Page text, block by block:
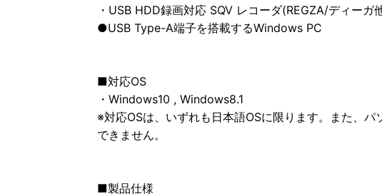
・USB HDD録画対応 SQV レコーダ(REGZA/ディーガ
●USB Type-A端子を搭載するWindows PC
■対応OS
・Windows10 , Windows8.1
※対応OSは、いずれも日本語OSに限ります。また、
できません。
■製品仕様